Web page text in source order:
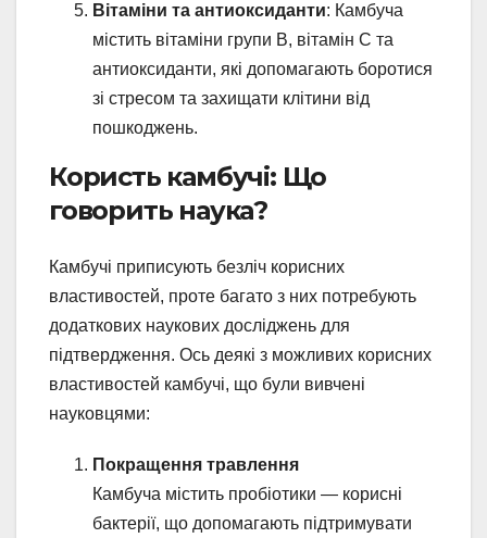
Вітаміни та антиоксиданти: Камбуча
містить вітаміни групи B, вітамін C та
антиоксиданти, які допомагають боротися
зі стресом та захищати клітини від
пошкоджень.
Користь камбучі: Що
говорить наука?
Камбучі приписують безліч корисних
властивостей, проте багато з них потребують
додаткових наукових досліджень для
підтвердження. Ось деякі з можливих корисних
властивостей камбучі, що були вивчені
науковцями:
Покращення травлення
Камбуча містить пробіотики — корисні
бактерії, що допомагають підтримувати